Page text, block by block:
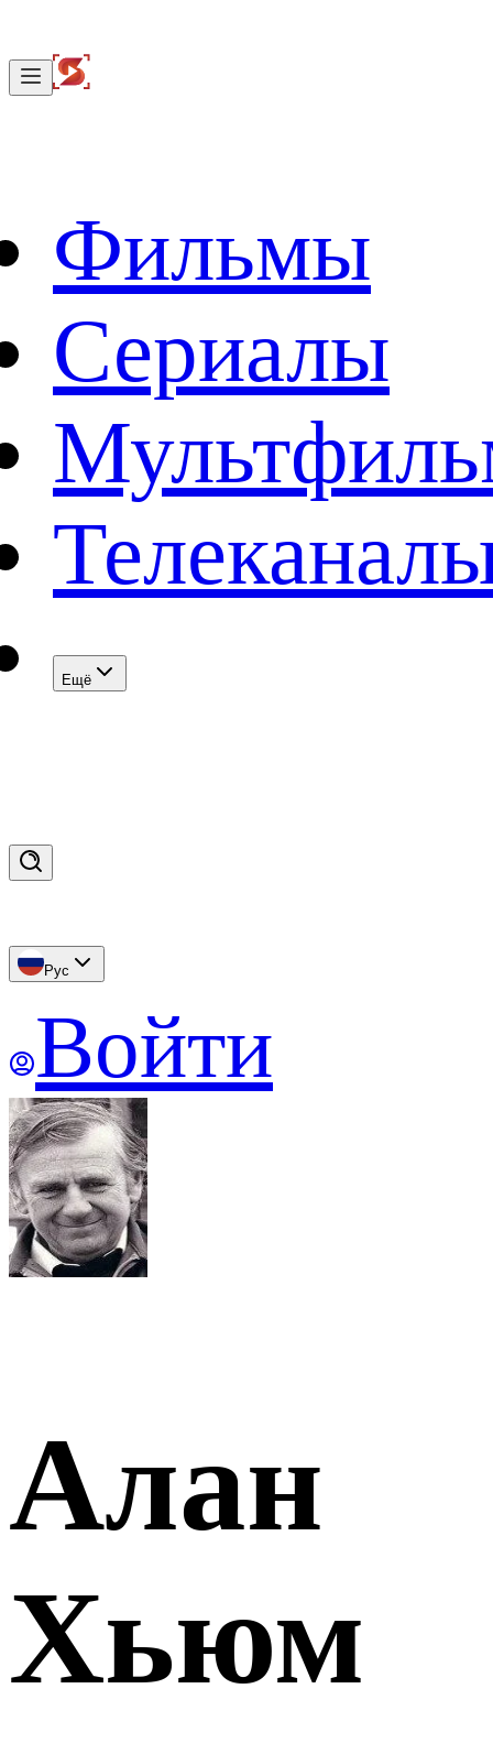
Фильмы
Сериалы
Eщё
Рус
Войти
Алан
Хьюм